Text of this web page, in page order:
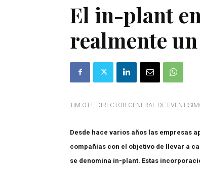
El in-plant
realmente
TIM OTT, DIRECTOR GENERAL DE
Desde hace varios años las empresas
compañías con el objetivo de llevar a
se denomina in-plant. Estas